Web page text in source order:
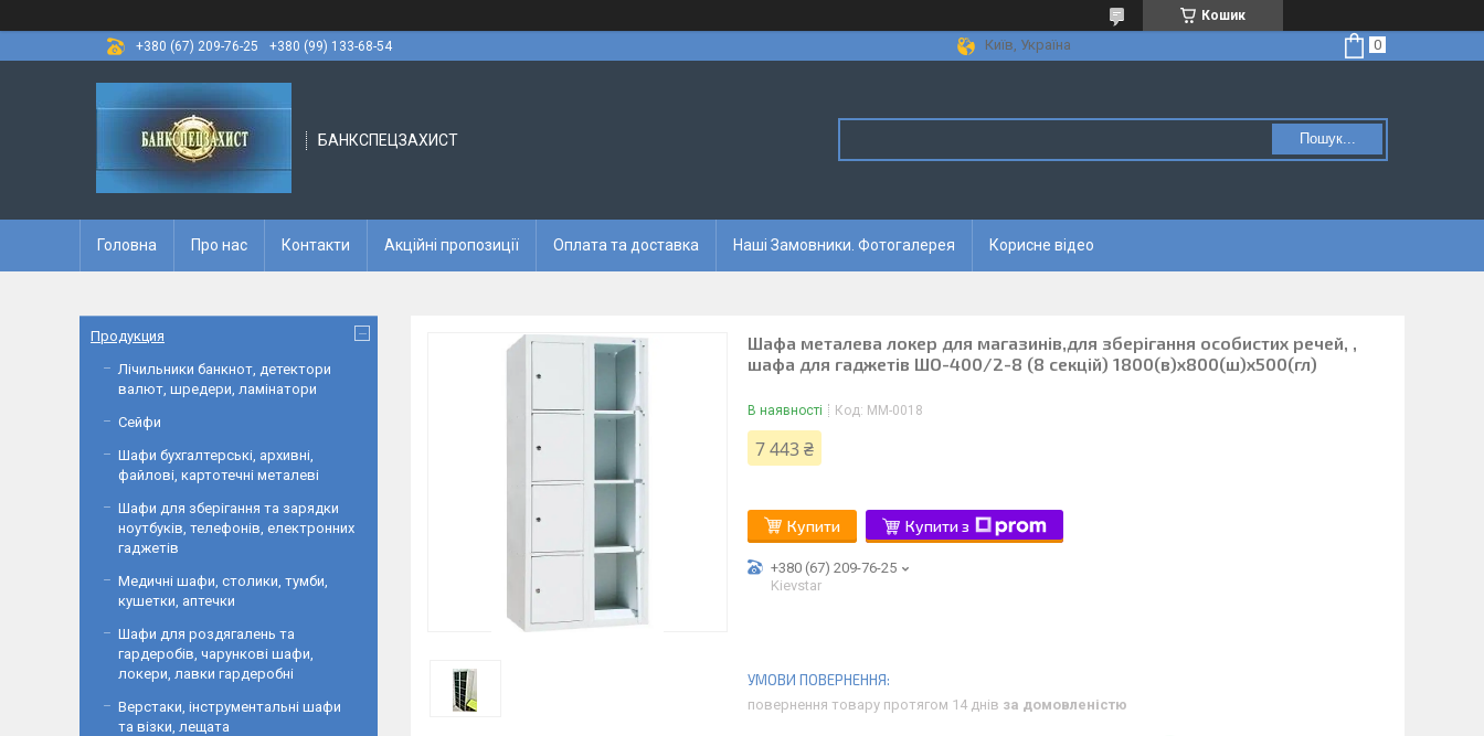
Кошик
+380 (67) 209-76-25
+380 (99) 133-68-54 Київ, Україна
БАНКСПЕЦЗАХИСТ Пошук...
Головна Про нас Контакти Акційні пропозиції Оплата та доставка Наші Замовники. Фотогалерея Корисне відео
Шафа металева локер для магазинів,для зберігання особистих речей, ,
шафа для гаджетів ШО-400/2-8 (8 секцій) 1800(в)х800(ш)х500(гл)
В наявності Код: ММ-0018
7 443 ₴
Купити Купити з
+380 (67) 209-76-25
Kievstar
повернення товару протягом 14 днів за домовленістю
Продукция
Лічильники банкнот, детектори
валют, шредери, ламінатори
Сейфи
Шафи бухгалтерські, архивні,
файлові, картотечні металеві
Шафи для зберігання та зарядки
ноутбуків, телефонів, електронних
гаджетів
Медичні шафи, столики, тумби,
кушетки, аптечки
Шафи для роздягалень та
гардеробів, чарункові шафи,
локери, лавки гардеробні
Верстаки, інструментальні шафи
та візки, лещата